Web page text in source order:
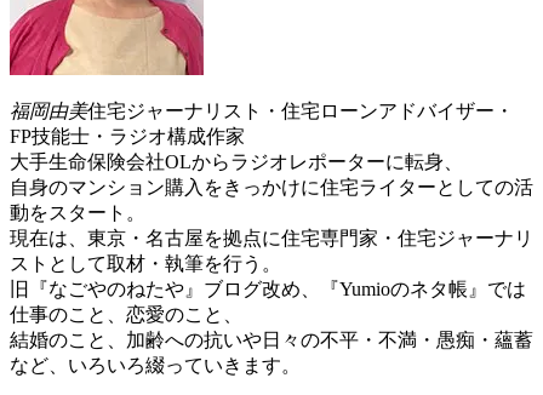
福岡由美住宅ジャーナリスト・住宅ローンアドバイザー・
FP技能士・ラジオ構成作家
大手生命保険会社OLからラジオレポーターに転身、
自身のマンション購入をきっかけに住宅ライターとしての活
動をスタート。
現在は、東京・名古屋を拠点に住宅専門家・住宅ジャーナリ
ストとして取材・執筆を行う。
旧『なごやのねたや』ブログ改め、『Yumioのネタ帳』では
仕事のこと、恋愛のこと、
結婚のこと、加齢への抗いや日々の不平・不満・愚痴・蘊蓄
など、いろいろ綴っていきます。